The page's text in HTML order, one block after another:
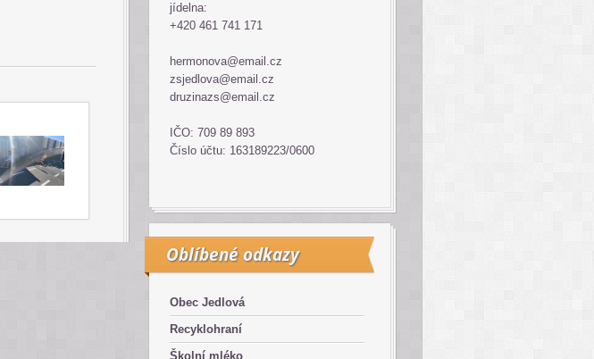
jídelna:
+420 461 741 171
hermonova@email.cz
zsjedlova@email.cz
druzinazs@email.cz
IČO: 709 89 893
Číslo účtu: 163189223/0600
Oblíbené odkazy
Obec Jedlová
Recyklohraní
Školní mléko